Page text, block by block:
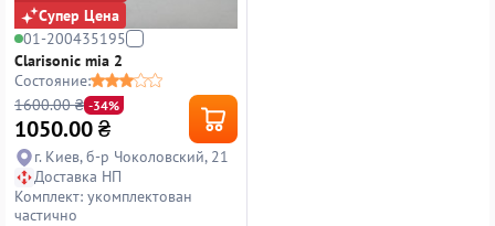
Супер Цена
01-200435195
Clarisonic mia 2
Состояние:
1600.00 ₴ -34%
1050.00₴
г. Киев, б-р Чоколовский, 21
Доставка НП
Комплект: укомплектован
частично